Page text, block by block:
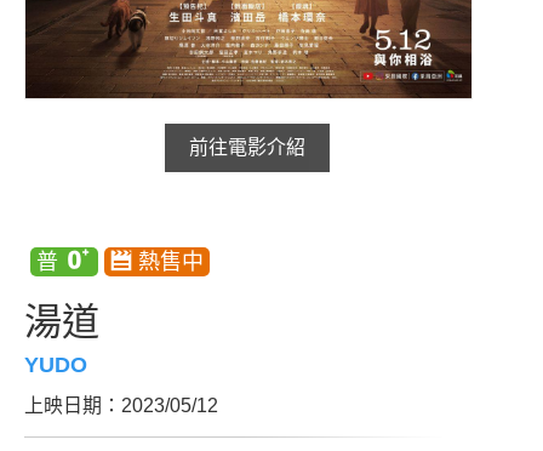
前往電影介紹
湯道
YUDO
上映日期：2023/05/12
商家介紹
加入iShow
會員Q&A